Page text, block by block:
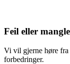
Feil eller
Vi vil gjerne høre
forbedringer.